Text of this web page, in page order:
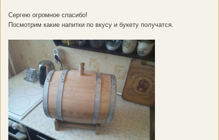
Сергею огромное спасибо!
Посмотрим какие напитки по вкусу и букету получатся.